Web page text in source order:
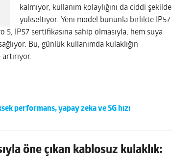
kalmıyor, kullanım kolaylığını da ciddi şekilde
yükseltiyor. Yeni model bununla birlikte IP57
IP57 sertifikasına sahip olmasıyla, hem suya
Bu, günlük kullanımda kulaklığın
performans, yapay zeka ve 5G hızı
öne çıkan kablosuz kulaklık: